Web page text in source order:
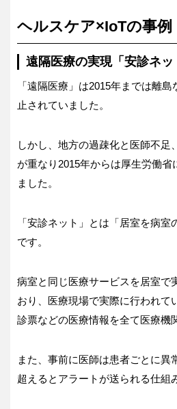
ヘルスケア×IoTの事例
遠隔医療の実現「安診ネッ
「遠隔医療」は2015年までは離
止されていました。
しかし、地方の過疎化と医師不足
が重なり2015年からは厚生労働省
ました。
「安診ネット」とは「居室を病室
です。
病室と同じ医療サービスを居室で
おり、医療現場で実際に行われて
診票などの医療情報を全て医療機
また、事前に医師は患者ごとに異
超えるとアラートが送られる仕組